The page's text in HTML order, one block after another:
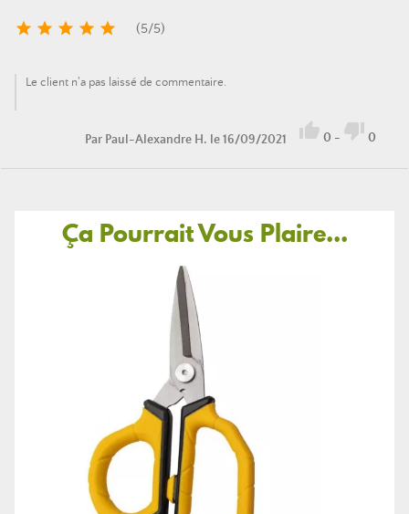
     (5/5)
Le client n'a pas laissé de commentaire.
Par Paul-Alexandre H. le 16/09/2021  0 -  0
Ça Pourrait Vous Plaire...